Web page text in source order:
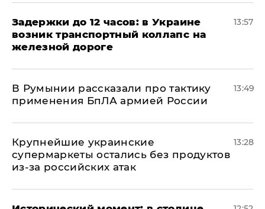
Задержки до 12 часов: в Украине
возник транспортный коллапс на
железной дороге
13:57
В Румынии рассказали про тактику
применения БпЛА армией России
13:49
Крупнейшие украинские
супермаркеты остались без продуктов
из-за российских атак
13:28